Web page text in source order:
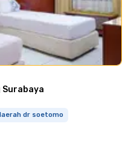
Surabaya
dr soetomo